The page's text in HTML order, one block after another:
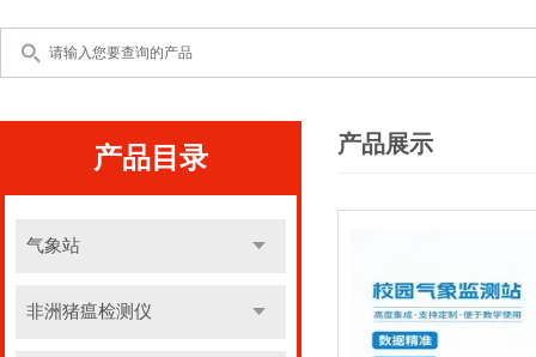
产品目录
气象站
非洲猪瘟检测仪
产品展示